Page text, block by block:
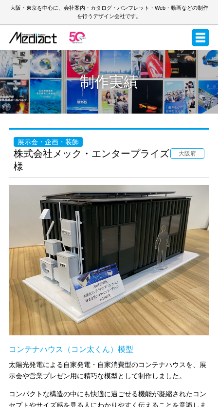
大阪・東京を中心に、会社案内・カタログ・パンフレット・Web・動画などの制作
を行うデザイン会社です。
制作実績
展示会・企画・装飾
株式会社メック・エンタープライズ
様
大阪府
コンテナハウス（コン太くん）模型
太陽光発電による自家発電・自家消費型のコンテナハウスを、展
示会や営業プレゼン用に精巧な模型として制作しました。
コンパクトな構造の中にも快適に過ごせる機能が凝縮されたコン
セプトやサイズ感を見る人にわかりやすく伝えることを意識しま